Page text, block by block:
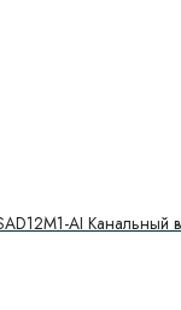
AI Канальный